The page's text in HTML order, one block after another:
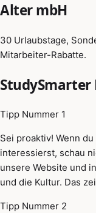
Alter mbH
30 Urlaubstage,
Mitarbeiter-Rabatte.
Tipp Nummer 1
Sei proaktiv! Wenn
interessierst, schau
unsere Website und
und die Kultur. Das
Tipp Nummer 2